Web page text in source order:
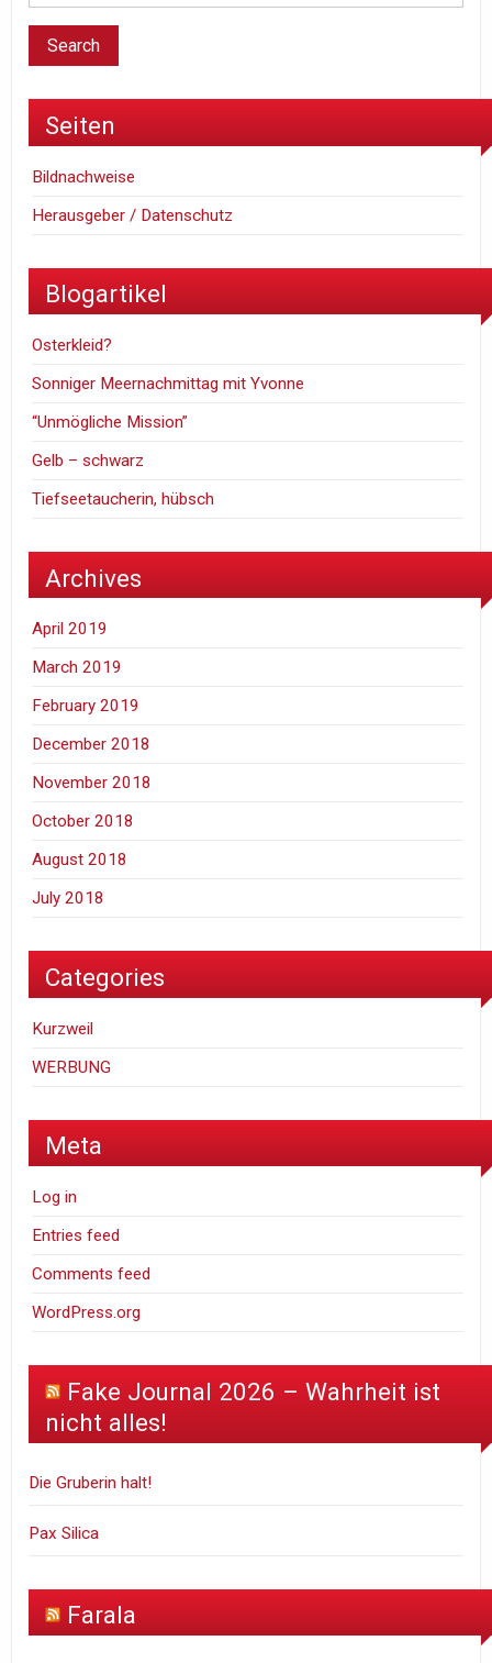
Seiten
Bildnachweise
Herausgeber / Datenschutz
Blogartikel
Osterkleid?
Sonniger Meernachmittag mit Yvonne
“Unmögliche Mission”
Gelb – schwarz
Tiefseetaucherin, hübsch
Archives
April 2019
March 2019
February 2019
December 2018
November 2018
October 2018
August 2018
July 2018
Categories
Kurzweil
WERBUNG
Meta
Log in
Entries feed
Comments feed
WordPress.org
Fake Journal 2026 – Wahrheit ist
nicht alles!
Die Gruberin halt!
Pax Silica
Farala